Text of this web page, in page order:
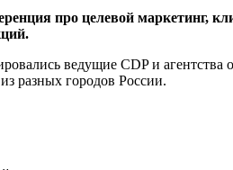
про целевой маркетинг,
ведущие CDP и
разных городов России.